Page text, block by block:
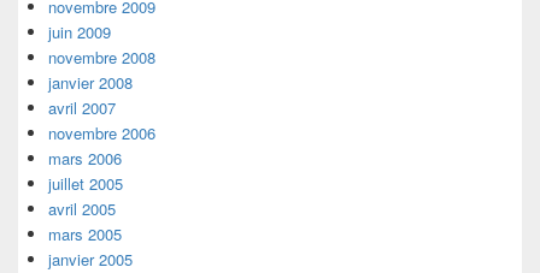
novembre 2009
juin 2009
novembre 2008
janvier 2008
avril 2007
novembre 2006
mars 2006
juillet 2005
avril 2005
mars 2005
janvier 2005